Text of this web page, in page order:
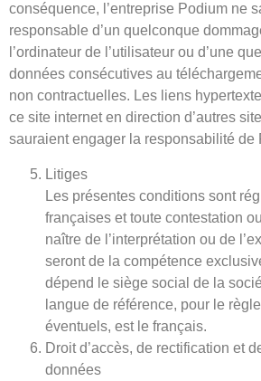
conséquence, l’entreprise Podium ne
responsable d’un quelconque
l’ordinateur de l’utilisateur ou d’une
données consécutives au
non contractuelles. Les liens
ce site internet en direction d’autres
sauraient engager la responsabilité de
Litiges
Les présentes conditions sont
françaises et toute contestation
naître de l’interprétation ou de
seront de la compétence
dépend le siège social de la
langue de référence, pour le
éventuels, est le français.
Droit d’accès, de rectification et
données